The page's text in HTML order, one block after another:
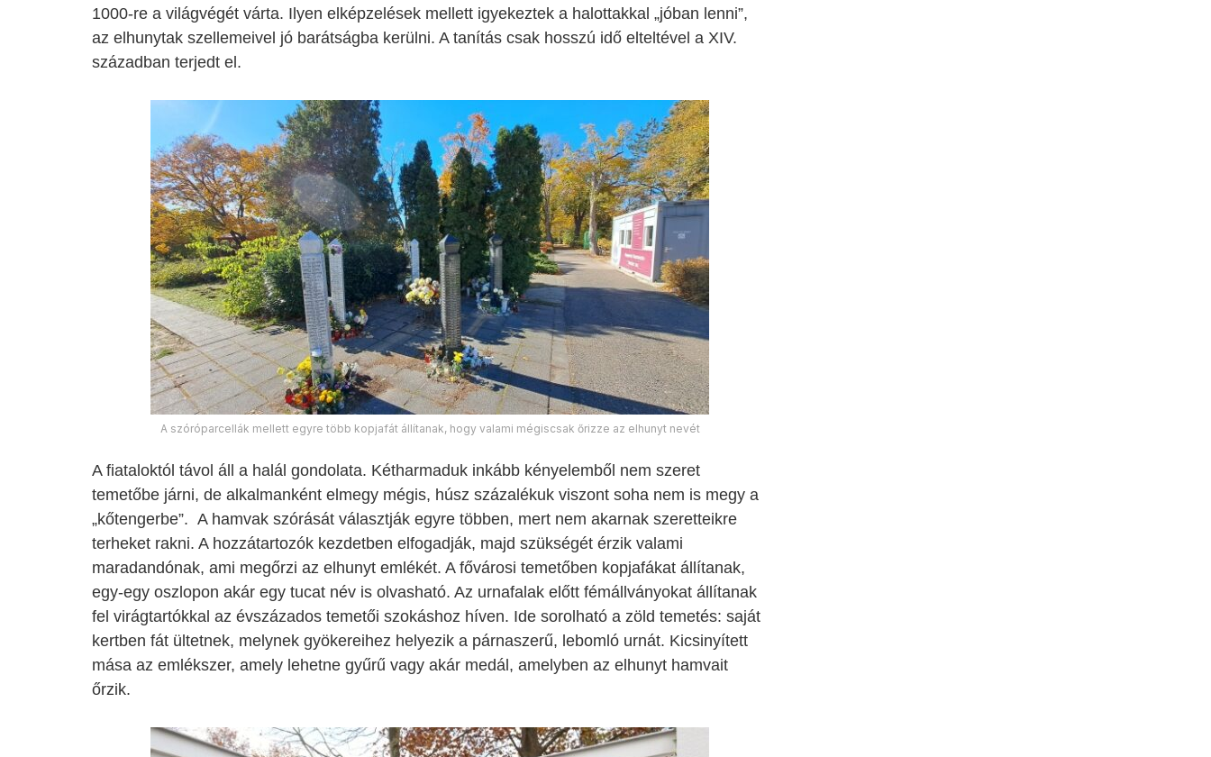
1000-re a világvégét várta. Ilyen elképzelések mellett igyekeztek a halottakkal „jóban lenni”,
az elhunytak szellemeivel jó barátságba kerülni. A tanítás csak hosszú idő elteltével a XIV.
században terjedt el.
A szóróparcellák mellett egyre több kopjafát állítanak, hogy valami mégiscsak őrizze az elhunyt nevét
A fiataloktól távol áll a halál gondolata. Kétharmaduk inkább kényelemből nem szeret
temetőbe járni, de alkalmanként elmegy mégis, húsz százalékuk viszont soha nem is megy a
„kőtengerbe”. A hamvak szórását választják egyre többen, mert nem akarnak szeretteikre
terheket rakni. A hozzátartozók kezdetben elfogadják, majd szükségét érzik valami
maradandónak, ami megőrzi az elhunyt emlékét. A fővárosi temetőben kopjafákat állítanak,
egy-egy oszlopon akár egy tucat név is olvasható. Az urnafalak előtt fémállványokat állítanak
fel virágtartókkal az évszázados temetői szokáshoz híven. Ide sorolható a zöld temetés: saját
kertben fát ültetnek, melynek gyökereihez helyezik a párnaszerű, lebomló urnát. Kicsinyített
mása az emlékszer, amely lehetne gyűrű vagy akár medál, amelyben az elhunyt hamvait
őrzik.